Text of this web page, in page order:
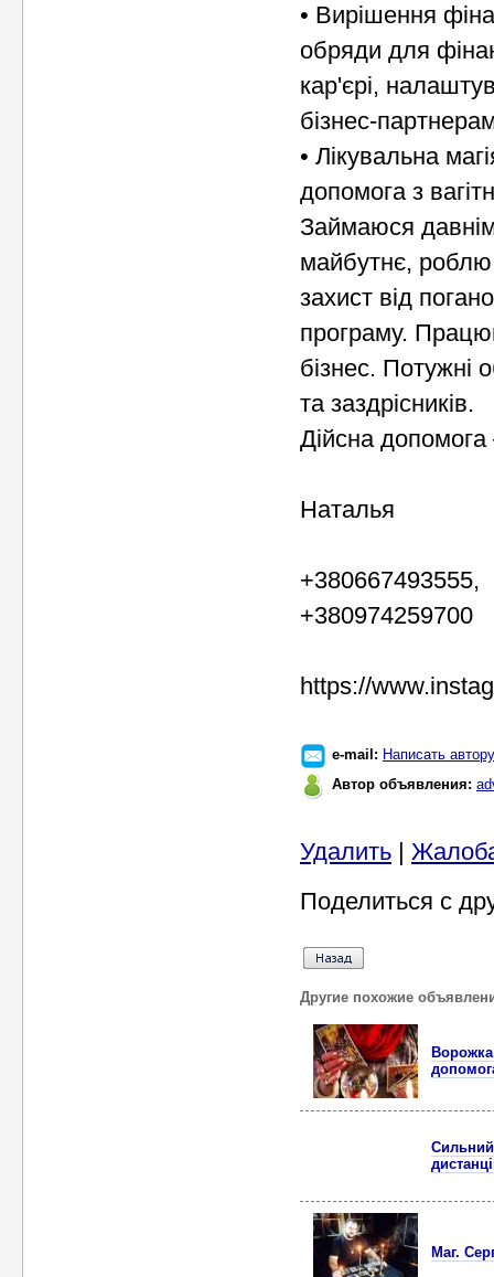
• Вирішення
обряди для
кар'єрі,
бізнес-
• Лікувальна
допомога з
Займаюся
майбутнє, роблю
захист від
програму.
бізнес. Потужні
та заздрісників.
Дійсна
Наталья
+380667493555,
+380974259700
https://
e-mail: Написать автору
Автор объявления:
Удалить |
Поделиться с
Другие похожие
Маг.